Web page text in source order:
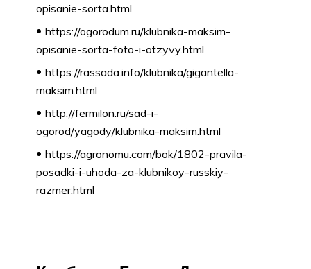
opisanie-sorta.html
https://ogorodum.ru/klubnika-maksim-
opisanie-sorta-foto-i-otzyvy.html
https://rassada.info/klubnika/gigantella-
maksim.html
http://fermilon.ru/sad-i-
ogorod/yagody/klubnika-maksim.html
https://agronomu.com/bok/1802-pravila-
posadki-i-uhoda-za-klubnikoy-russkiy-
razmer.html